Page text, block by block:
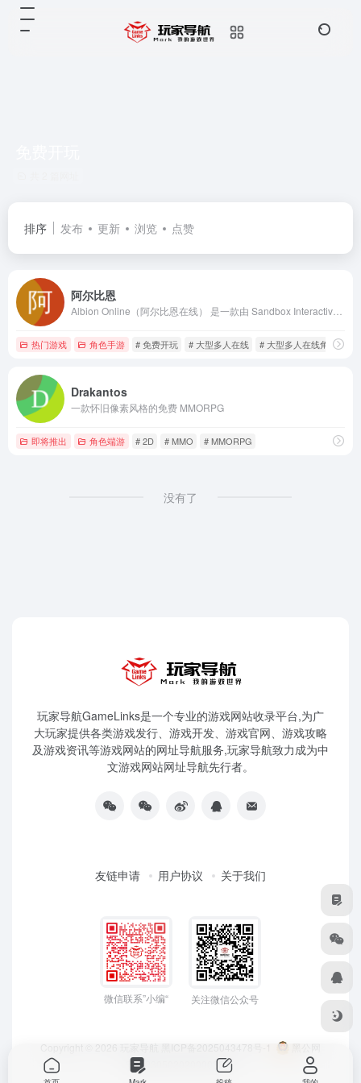
排序 发布 更新 浏览 点赞
阿尔比恩
热门游戏 角色手游 # 免费开玩 # 大型多人在线 # 大型多人在线角色扮演
Drakantos
一款怀旧像素风格的免费 MMORPG
即将推出 角色端游 # 2D # MMO # MMORPG
没有了
玩家导航GameLinks是一个专业的游戏网站收录平台,为广
大玩家提供各类游戏发行、游戏开发、游戏官网、游戏攻略
及游戏资讯等游戏网站的网址导航服务,玩家导航致力成为中
文游戏网站网址导航先行者。
友链申请 用户协议 关于我们
微信联系”小编“ 关注微信公众号
Copyright © 2026 玩家导航 黑ICP备2025043478号-1
黑公网
安备23050202000033号